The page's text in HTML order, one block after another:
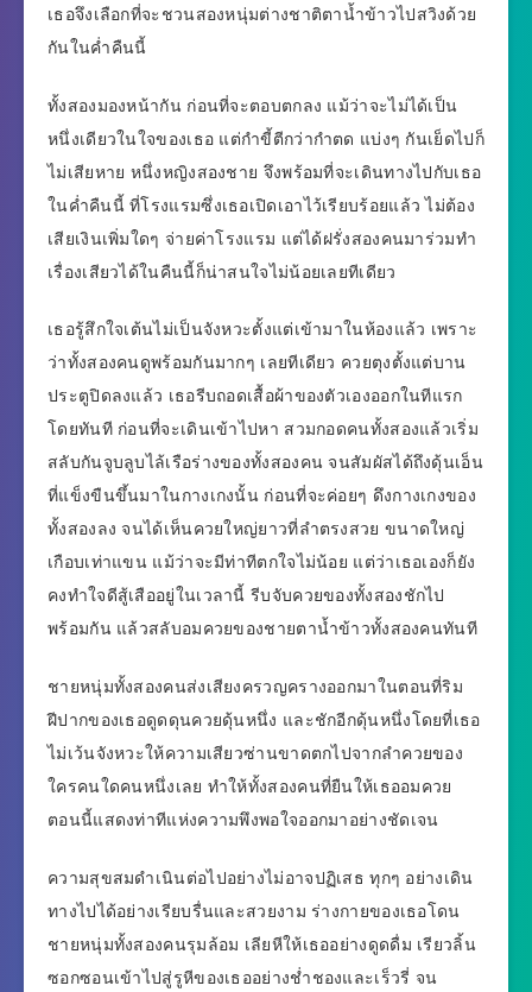
เธอจึงเลือกที่จะชวนสองหนุ่มต่างชาติตาน้ำข้าวไปสวิงด้วย
กันในค่ำคืนนี้
ทั้งสองมองหน้ากัน ก่อนที่จะตอบตกลง แม้ว่าจะไม่ได้เป็น
หนึ่งเดียวในใจของเธอ แต่กำขี้ตีกว่ากำตด แบ่งๆ กันเย็ดไปก็
ไม่เสียหาย หนึ่งหญิงสองชาย จึงพร้อมที่จะเดินทางไปกับเธอ
ในค่ำคืนนี้ ที่โรงแรมซึ่งเธอเปิดเอาไว้เรียบร้อยแล้ว ไม่ต้อง
เสียเงินเพิ่มใดๆ จ่ายค่าโรงแรม แต่ได้ฝรั่งสองคนมาร่วมทำ
เรื่องเสียวได้ในคืนนี้ก็น่าสนใจไม่น้อยเลยทีเดียว
เธอรู้สึกใจเต้นไม่เป็นจังหวะตั้งแต่เข้ามาในห้องแล้ว เพราะ
ว่าทั้งสองคนดูพร้อมกันมากๆ เลยทีเดียว ควยตุงตั้งแต่บาน
ประตูปิดลงแล้ว เธอรีบถอดเสื้อผ้าของตัวเองออกในทีแรก
โดยทันที ก่อนที่จะเดินเข้าไปหา สวมกอดคนทั้งสองแล้วเริ่ม
สลับกันจูบลูบไล้เรือร่างของทั้งสองคน จนสัมผัสได้ถึงดุ้นเอ็น
ที่แข็งขืนขึ้นมาในกางเกงนั้น ก่อนที่จะค่อยๆ ดึงกางเกงของ
ทั้งสองลง จนได้เห็นควยใหญ่ยาวที่ลำตรงสวย ขนาดใหญ่
เกือบเท่าแขน แม้ว่าจะมีท่าทีตกใจไม่น้อย แต่ว่าเธอเองก็ยัง
คงทำใจดีสู้เสืออยู่ในเวลานี้ รีบจับควยของทั้งสองชักไป
พร้อมกัน แล้วสลับอมควยของชายตาน้ำข้าวทั้งสองคนทันที
ชายหนุ่มทั้งสองคนส่งเสียงครวญครางออกมาในตอนที่ริม
ฝีปากของเธอดูดดุนควยดุ้นหนึ่ง และชักอีกดุ้นหนึ่งโดยที่เธอ
ไม่เว้นจังหวะให้ความเสียวซ่านขาดตกไปจากลำควยของ
ใครคนใดคนหนึ่งเลย ทำให้ทั้งสองคนที่ยืนให้เธออมควย
ตอนนี้แสดงท่าทีแห่งความพึงพอใจออกมาอย่างชัดเจน
ความสุขสมดำเนินต่อไปอย่างไม่อาจปฏิเสธ ทุกๆ อย่างเดิน
ทางไปได้อย่างเรียบรื่นและสวยงาม ร่างกายของเธอโดน
ชายหนุ่มทั้งสองคนรุมล้อม เลียหีให้เธออย่างดูดดื่ม เรียวลิ้น
ซอกซอนเข้าไปสู่รูหีของเธออย่างช่ำชองและเร็วรี่ จน